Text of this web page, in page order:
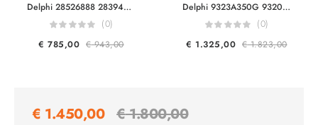
Delphi 28526888 28394200 Doosan Bobcat 400912-00219B 400912-00219A Common Rail Pumps
(0)
€ 785,00 €943,00
Delphi 9323A350G 9320A210G 9320A211G Caterpillar 248-2356 248-2357 236-8228 Perkins 2644H013 DP210/DP310 Original Diesel Fuel Injection Pump For PERKINS 1104C-44T Engine
(0)
€ 1.325,00 €1.823,00
€ 1.450,00 €1.800,00